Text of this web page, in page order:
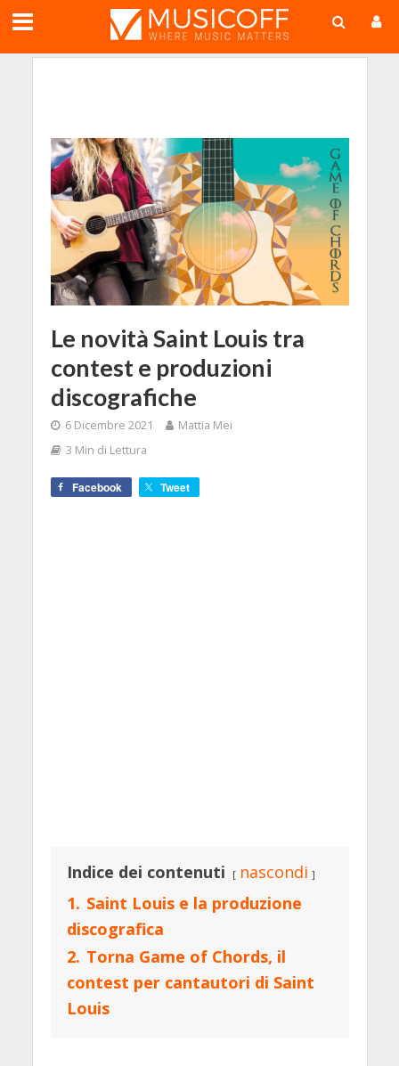
Le novità Saint Louis tra
contest e produzioni
discografiche
6 Dicembre 2021
Mattia Mei
3 Min di Lettura
Facebook Tweet
Indice dei contenuti
nascondi
1. Saint Louis e la produzione
discografica
2. Torna Game of Chords, il
contest per cantautori di Saint
Louis